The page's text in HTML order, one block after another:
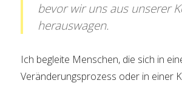
bevor wir uns aus unserer
herauswagen.
Ich begleite Menschen, die sich in
Veränderungsprozess oder in einer